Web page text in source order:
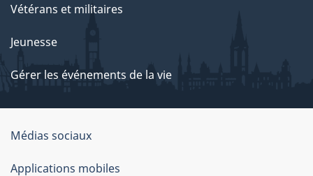
Vétérans et militaires
Jeunesse
Gérer les événements de la vie
Organisation
du
Médias sociaux
Applications mobiles